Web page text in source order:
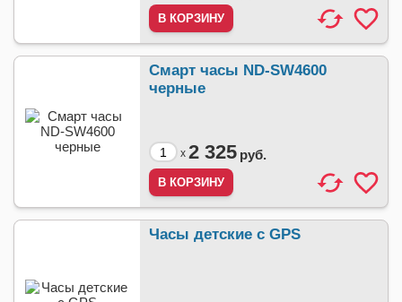
Смарт часы ND-SW4600
черные
x 2 325 руб.
Часы детские с GPS